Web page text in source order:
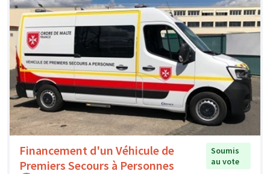
Financement d'un Véhicule de
Premiers Secours à Personnes
Soumis
au vote